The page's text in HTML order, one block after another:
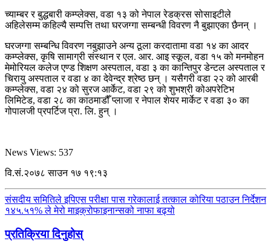
च्याम्बर र बुद्धबारी कम्प्लेक्स, वडा १३ को नेपाल रेडक्रस सोसाइटीले
अहिलेसम्म कहिल्यै सम्पत्ति तथा घरजग्गा सम्बन्धी विवरण नै बुझाएका छैनन् ।
घरजग्गा सम्बन्धि विवरण नबुझाउने अन्य ठूला करदातामा वडा १४ का आदर
कम्प्लेक्स, कृषि सामाग्री संस्थान र एल. आर. आइ स्कूल, वडा १५ को मनमोहन
मेमोरियल कलेज एण्ड शिक्षण अस्पताल, वडा ३ का कान्तिपुर डेन्टल अस्पताल र
चिरायु अस्पताल र वडा ४ का देवेन्द्र श्रेष्ठ छन् । यसैगरी वडा २२ को आरबी
कम्प्लेक्स, वडा २४ को सुरज आर्केट, वडा २९ को शुभश्री कोअपरेटिभ
लिमिटेड, वडा २८ का काठमाडौँ प्लाजा र नेपाल शेयर मार्केट र वडा ३० का
गोपालजी प्रपर्टिज प्रा. लि. हुन् ।
News Views: 537
वि.सं.२०७८ साउन १७ १९:१३
संसदीय समितिले इपिएस परीक्षा पास गरेकालाई तत्काल कोरिया पठाउन निर्देशन
१४५.५१% ले मेरो माइक्रोफाइनान्सको नाफा बढ्यो
प्रतिक्रिया दिनुहोस्